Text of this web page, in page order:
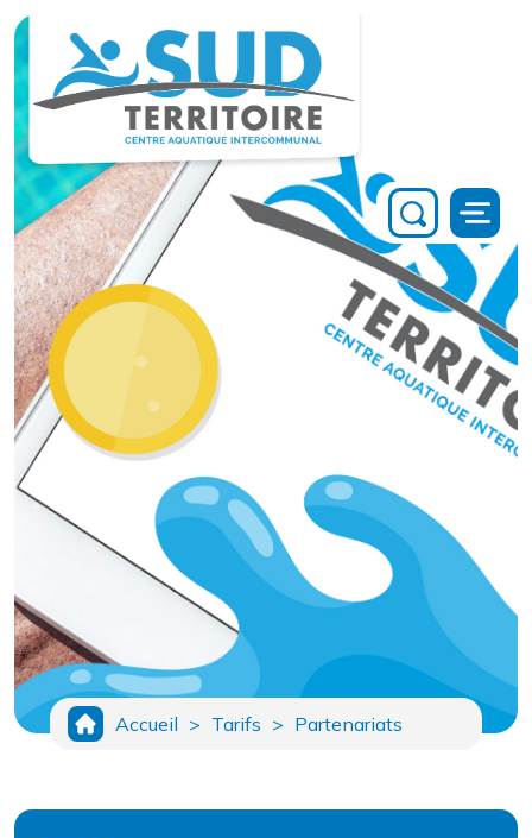
Accueil > Tarifs > Partenariats
Panneau de gestion des cookies